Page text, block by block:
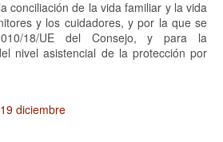
conciliación de la vida familiar y la vida
y los cuidadores, y por la que se
18/UE del Consejo, y para la
nivel asistencial de la protección por
diciembre